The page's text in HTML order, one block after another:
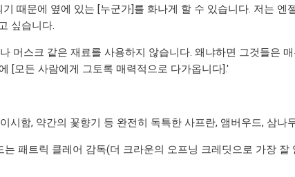
때문에 옆에 있는 [누군가]를 화나게 할 수 있습니다. 저는 엔
싶습니다.
머스크 같은 재료를 사용하지 않습니다. 왜냐하면 그것들은
[모든 사람에게 그토록 매력적으로 다가옵니다].'
시함, 약간의 꽃향기 등 완전히 독특한 사프란, 앰버우드, 삼나
패트릭 클레어 감독(더 크라운의 오프닝 크레딧으로 가장 잘